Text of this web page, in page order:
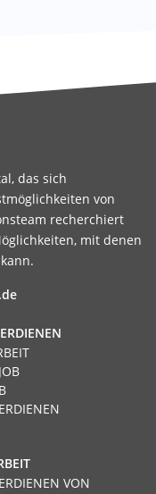
das sich
von
recherchiert
mit denen
VON